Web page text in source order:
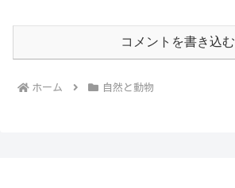
コメントを書き込む
ホーム 自然と動物